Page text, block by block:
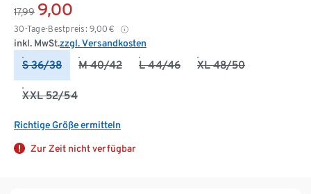
17,99 9,00
30-Tage-Bestpreis: 9,00 €
inkl. MwSt.zzgl. Versandkosten
S 36/38 M 40/42 L 44/46 XL 48/50
XXL 52/54
Richtige Größe ermitteln
Zur Zeit nicht verfügbar